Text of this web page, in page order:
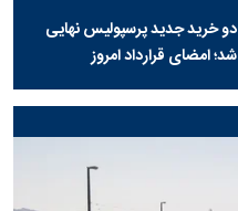
دو خرید جدید پرسپولیس نهایی
شد؛ امضای قرارداد امروز